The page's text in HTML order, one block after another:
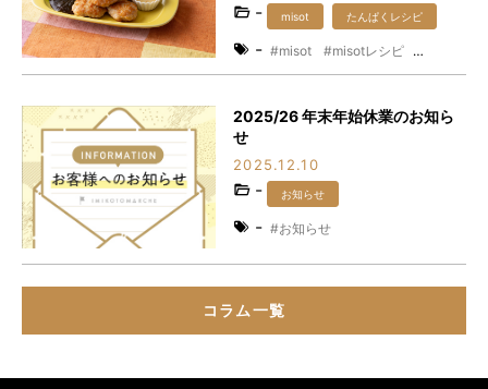
- misot たんぱくレシピ
- misot
misotレシピ
たんぱくレシピ
たんぱく質
発酵食品
2025/26 年末年始休業のお知ら
せ
2025.12.10
- お知らせ
- お知らせ
コラム一覧